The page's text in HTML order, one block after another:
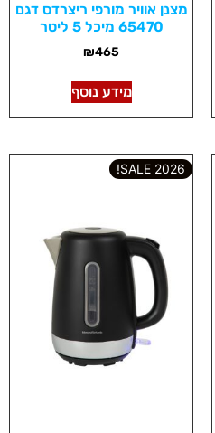
מצנן אוויר מורפי ריצרדס דגם
65470 מיכל 5 ליטר
₪465
מידע נוסף
2026 SALE!